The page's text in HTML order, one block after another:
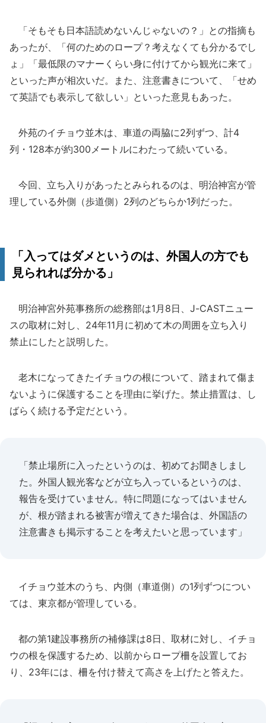
「そもそも日本語読めないんじゃないの？」との指摘も
あったが、「何のためのロープ？考えなくても分かるでし
ょ」「最低限のマナーくらい身に付けてから観光に来て」
といった声が相次いだ。また、注意書きについて、「せめ
て英語でも表示して欲しい」といった意見もあった。
外苑のイチョウ並木は、車道の両脇に2列ずつ、計4
列・128本が約300メートルにわたって続いている。
今回、立ち入りがあったとみられるのは、明治神宮が管
理している外側（歩道側）2列のどちらか1列だった。
「入ってはダメというのは、外国人の方でも
見られれば分かる」
明治神宮外苑事務所の総務部は1月8日、J-CASTニュー
スの取材に対し、24年11月に初めて木の周囲を立ち入り
禁止にしたと説明した。
老木になってきたイチョウの根について、踏まれて傷ま
ないように保護することを理由に挙げた。禁止措置は、し
ばらく続ける予定だという。
「禁止場所に入ったというのは、初めてお聞きしまし
た。外国人観光客などが立ち入っているというのは、
報告を受けていません。特に問題になってはいません
が、根が踏まれる被害が増えてきた場合は、外国語の
注意書きも掲示することを考えたいと思っています」
イチョウ並木のうち、内側（車道側）の1列ずつについ
ては、東京都が管理している。
都の第1建設事務所の補修課は8日、取材に対し、イチョ
ウの根を保護するため、以前からロープ柵を設置してお
り、23年には、柵を付け替えて高さを上げたと答えた。